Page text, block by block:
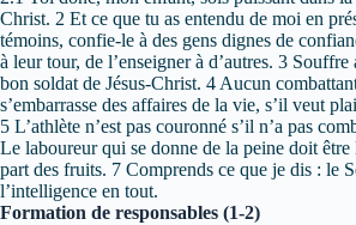
Christ. 2 Et ce que tu as entendu de moi en
témoins, confie-le à des gens dignes de
à leur tour, de l’enseigner à d’autres. 3
bon soldat de Jésus-Christ. 4 Aucun
s’embarrasse des affaires de la vie, s’il veut
5 L’athlète n’est pas couronné s’il n’a pas
Le laboureur qui se donne de la peine doit être
part des fruits. 7 Comprends ce que je dis : le
l’intelligence en tout.
Formation de responsables (1-2)